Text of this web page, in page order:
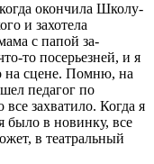
окончила Школу-
и захоте­ла
с папой за­
то посерьезней, и я
на сцене. Пом­ню, на
педагог по
все захвати­ло. Когда я
было в новинку, все
в театральный